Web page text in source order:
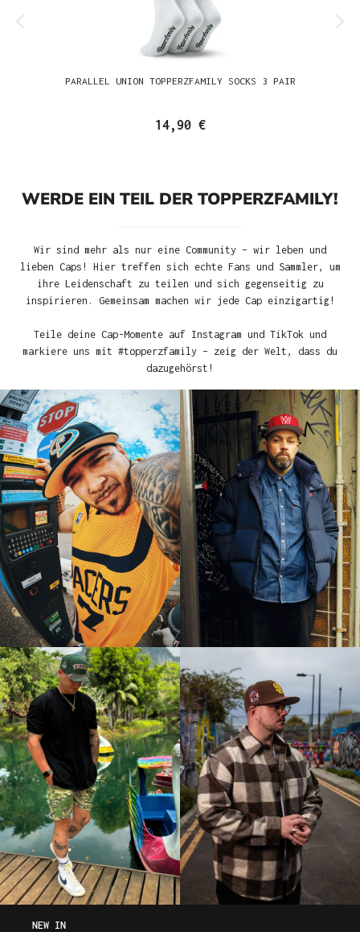
PARALLEL UNION TOPPERZFAMILY SOCKS 3 PAIR
14,90 €
WERDE EIN TEIL DER TOPPERZFAMILY!
Wir sind mehr als nur eine Community – wir leben und
lieben Caps! Hier treffen sich echte Fans und Sammler, um
ihre Leidenschaft zu teilen und sich gegenseitig zu
inspirieren. Gemeinsam machen wir jede Cap einzigartig!
Teile deine Cap-Momente auf Instagram und TikTok und
markiere uns mit #topperzfamily – zeig der Welt, dass du
dazugehörst!
NEW IN